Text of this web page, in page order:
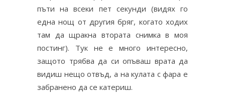
пъти на всеки пет секунди (видях го
една нощ от другия бряг, когато ходих
там да щракна втората снимка в моя
постинг). Тук не е много интересно,
защото трябва да си опъваш врата да
видиш нещо отвъд, а на кулата с фара е
забранено да се катериш.